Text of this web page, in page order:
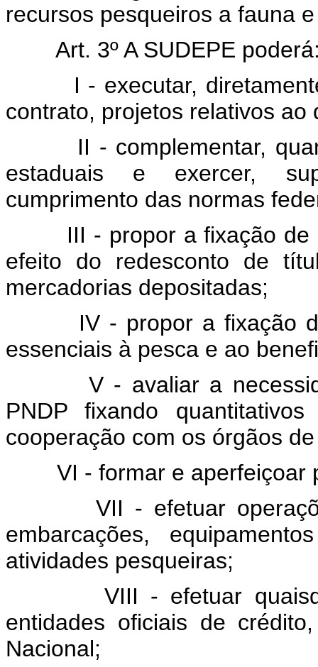
recursos pesqueiros a fauna
Art. 3º A SUDEPE
I - executar,
contrato, projetos relativos
II - complementar,
estaduais e exercer,
cumprimento das normas
III - propor a fixação
efeito do redesconto de
mercadorias depositadas;
IV - propor a fixação
essenciais à pesca e ao
V - avaliar a
PNDP fixando
cooperação com os órgãos
VI - formar e aperfeiçoar
VII - efetuar
embarcações,
atividades pesqueiras;
VIII - efetuar
entidades oficiais de
Nacional;